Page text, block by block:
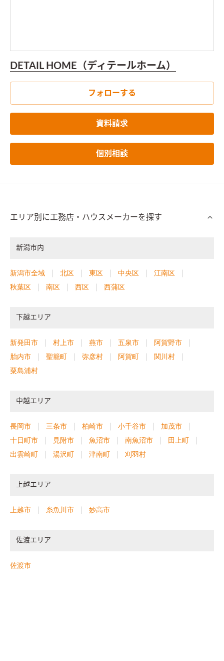
DETAIL HOME（ディテールホーム）
フォローする
資料請求
個別相談
エリア別に工務店・ハウスメーカーを探す
新潟市内
新潟市全域 北区 東区 中央区
江南区
秋葉区
南区 西区 西蒲区
下越エリア
新発田市 村上市 燕市 五泉市
阿賀野市
胎内市
聖籠町 弥彦村 阿賀町
関川村
粟島浦村
中越エリア
長岡市 三条市 柏崎市 小千谷市
加茂市
十日町市
見附市 魚沼市 南魚沼市
田上町
出雲崎町
湯沢町 津南町 刈羽村
上越エリア
上越市 糸魚川市 妙高市
佐渡エリア
佐渡市